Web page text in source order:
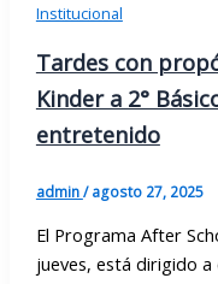
Institucional
Tardes con
Kinder a 2°
entretenido
admin/agosto 27, 2025
El Programa After
jueves, está dirigido